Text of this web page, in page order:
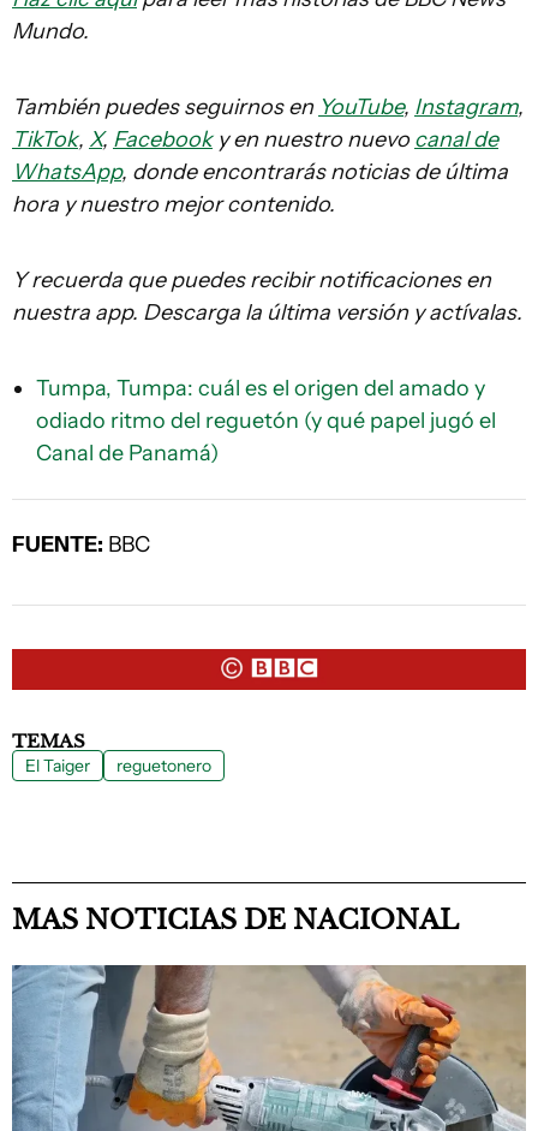
Mundo.
También puedes seguirnos en YouTube, Instagram,
TikTok, X, Facebooky en nuestro nuevo canal de
WhatsApp, donde encontrarás noticias de última
hora y nuestro mejor contenido.
Y recuerda que puedes recibir notificaciones en
nuestra app. Descarga la última versión y actívalas.
Tumpa, Tumpa: cuál es el origen del amado y
odiado ritmo del reguetón (y qué papel jugó el
Canal de Panamá)
FUENTE: BBC
TEMAS
El Taiger reguetonero
MAS NOTICIAS DE NACIONAL